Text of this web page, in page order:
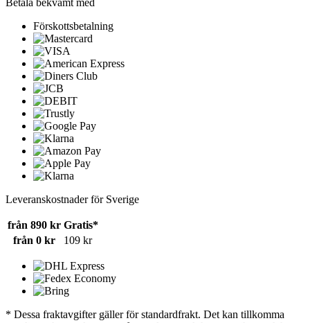
Förskottsbetalning
Leveranskostnader för Sverige
från 890 kr Gratis*
från 0 kr
109 kr
* Dessa fraktavgifter gäller för standardfrakt. Det kan tillkomma